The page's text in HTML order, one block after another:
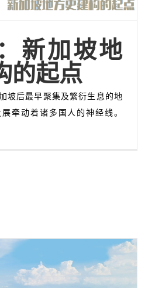
新加坡地
的起点
坡后最早聚集及繁衍生息的地
牵动着诸多国人的神经线。